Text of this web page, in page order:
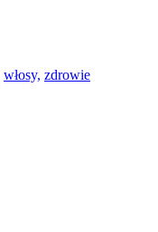
włosy, zdrowie